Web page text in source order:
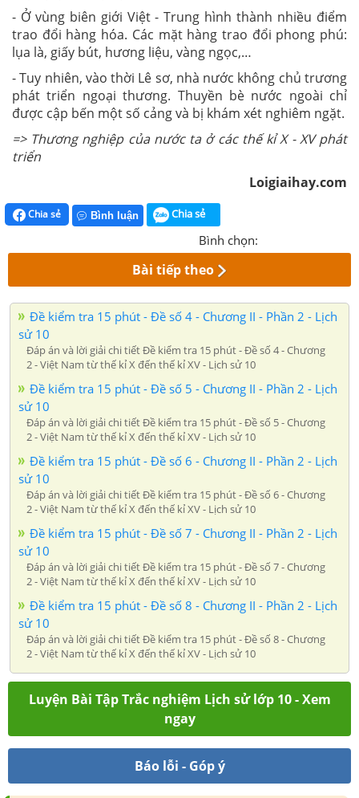
- Ở vùng biên giới Việt - Trung hình thành nhiều điểm
trao đổi hàng hóa. Các mặt hàng trao đổi phong phú:
lụa là, giấy bút, hương liệu, vàng ngọc,…
- Tuy nhiên, vào thời Lê sơ, nhà nước không chủ trương
phát triển ngoại thương. Thuyền bè nước ngoài chỉ
được cập bến một số cảng và bị khám xét nghiêm ngặt.
=> Thương nghiệp của nước ta ở các thế kỉ X - XV phát
triển
Loigiaihay.com
Chia sẻ Bình luận Chia sẻ
Bình chọn:
Bài tiếp theo
Đề kiểm tra 15 phút - Đề số 4 - Chương II - Phần 2 - Lịch
sử 10
Đáp án và lời giải chi tiết Đề kiểm tra 15 phút - Đề số 4 - Chương
2 - Việt Nam từ thế kỉ X đến thế kỉ XV - Lịch sử 10
Đề kiểm tra 15 phút - Đề số 5 - Chương II - Phần 2 - Lịch
sử 10
Đáp án và lời giải chi tiết Đề kiểm tra 15 phút - Đề số 5 - Chương
2 - Việt Nam từ thế kỉ X đến thế kỉ XV - Lịch sử 10
Đề kiểm tra 15 phút - Đề số 6 - Chương II - Phần 2 - Lịch
sử 10
Đáp án và lời giải chi tiết Đề kiểm tra 15 phút - Đề số 6 - Chương
2 - Việt Nam từ thế kỉ X đến thế kỉ XV - Lịch sử 10
Đề kiểm tra 15 phút - Đề số 7 - Chương II - Phần 2 - Lịch
sử 10
Đáp án và lời giải chi tiết Đề kiểm tra 15 phút - Đề số 7 - Chương
2 - Việt Nam từ thế kỉ X đến thế kỉ XV - Lịch sử 10
Đề kiểm tra 15 phút - Đề số 8 - Chương II - Phần 2 - Lịch
sử 10
Đáp án và lời giải chi tiết Đề kiểm tra 15 phút - Đề số 8 - Chương
2 - Việt Nam từ thế kỉ X đến thế kỉ XV - Lịch sử 10
Luyện Bài Tập Trắc nghiệm Lịch sử lớp 10 - Xem
ngay
Báo lỗi - Góp ý